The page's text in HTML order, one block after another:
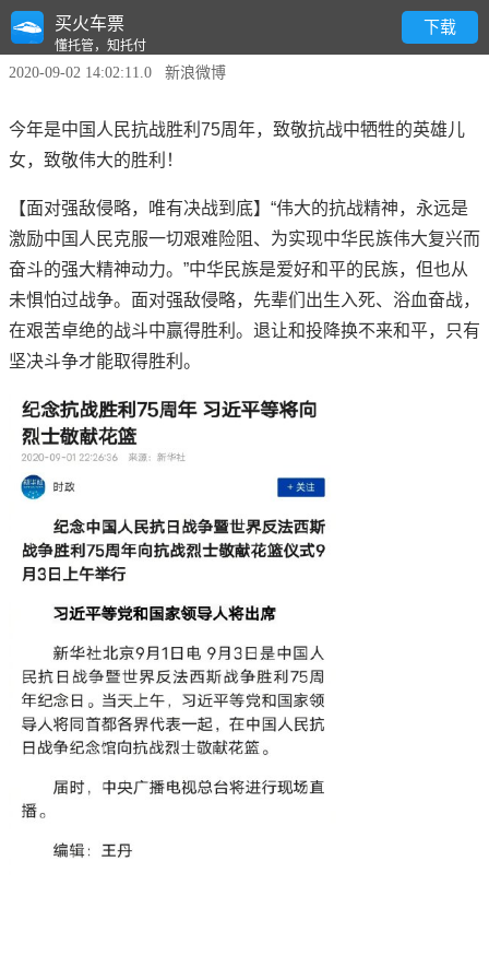
买火车票
懂托管，知托付
下载
抗战胜利75周年
2020-09-02 14:02:11.0 新浪微博
今年是中国人民抗战胜利75周年，致敬抗战中牺牲的英雄儿
女，致敬伟大的胜利！
【面对强敌侵略，唯有决战到底】“伟大的抗战精神，永远是
激励中国人民克服一切艰难险阻、为实现中华民族伟大复兴而
奋斗的强大精神动力。”中华民族是爱好和平的民族，但也从
未惧怕过战争。面对强敌侵略，先辈们出生入死、浴血奋战，
在艰苦卓绝的战斗中赢得胜利 。退让和投降换不来和平，只有
坚决斗争才能取得胜利 。